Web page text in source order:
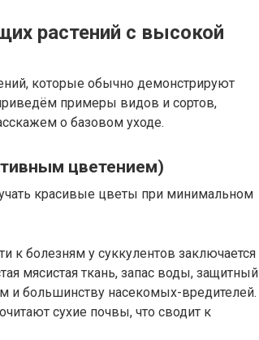
растений с высокой
которые обычно демонстрируют
примеры видов и сортов,
о базовом уходе.
цветением)
красивые цветы при минимальном
к болезням у суккулентов заключается
мясистая ткань, запас воды, защитный
и большинству насекомых-вредителей.
сухие почвы, что сводит к